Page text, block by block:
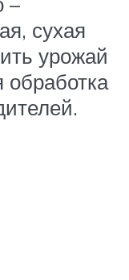
сухая
урожай
обработка